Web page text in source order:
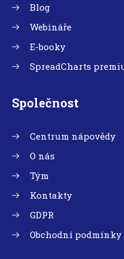
Blog
Webináře
E-booky
SpreadCharts
Společnost
Centrum nápovědy
O nás
Tým
Kontakty
GDPR
Obchodní podmínky